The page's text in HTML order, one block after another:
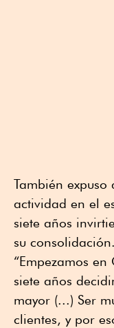
También
actividad en el
siete años
su consolidación.
“Empezamos
siete años
mayor (...) Ser
clientes, y por